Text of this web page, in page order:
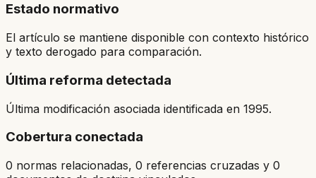
Estado normativo
El artículo se mantiene disponible con contexto histórico
y texto derogado para comparación.
Última reforma detectada
Última modificación asociada identificada en 1995.
Cobertura conectada
0 normas relacionadas, 0 referencias cruzadas y 0